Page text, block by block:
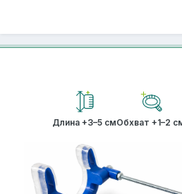
Увеличивая его в длину он
ширину или для неё есть
Длина +3–5 смОбхват +1–2